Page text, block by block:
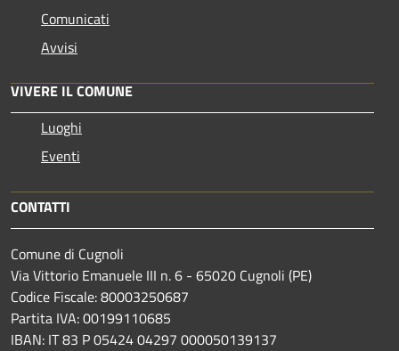
Comunicati
Avvisi
VIVERE IL COMUNE
Luoghi
Eventi
CONTATTI
Comune di Cugnoli
Via Vittorio Emanuele III n. 6 - 65020 Cugnoli (PE)
Codice Fiscale: 80003250687
Partita IVA: 00199110685
IBAN: IT 83 P 05424 04297 000050139137